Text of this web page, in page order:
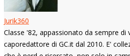
Jurik360
Classe '82, appassionato da sempre di
caporedattore di GC.it dal 2010. E'